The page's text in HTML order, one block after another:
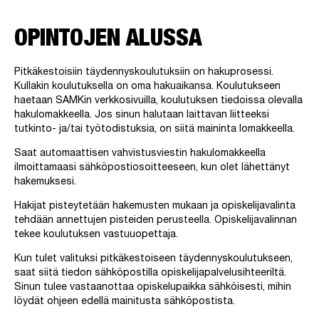
OPINTOJEN ALUSSA
Pitkäkestoisiin täydennyskoulutuksiin on hakuprosessi.
Kullakin koulutuksella on oma hakuaikansa. Koulutukseen
haetaan SAMKin verkkosivuilla, koulutuksen tiedoissa olevalla
hakulomakkeella. Jos sinun halutaan laittavan liitteeksi
tutkinto- ja/tai työtodistuksia, on siitä maininta lomakkeella.
Saat automaattisen vahvistusviestin hakulomakkeella
ilmoittamaasi sähköpostiosoitteeseen, kun olet lähettänyt
hakemuksesi.
Hakijat pisteytetään hakemusten mukaan ja opiskelijavalinta
tehdään annettujen pisteiden perusteella. Opiskelijavalinnan
tekee koulutuksen vastuuopettaja.
Kun tulet valituksi pitkäkestoiseen täydennyskoulutukseen,
saat siitä tiedon sähköpostilla opiskelijapalvelusihteeriltä.
Sinun tulee vastaanottaa opiskelupaikka sähköisesti, mihin
löydät ohjeen edellä mainitusta sähköpostista.